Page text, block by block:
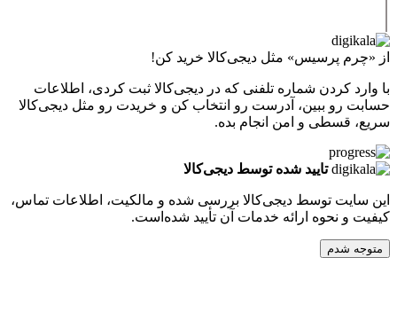
پرسیس» مثل دیجی‌کالا خرید کن!
شماره تلفنی که در دیجی‌کالا ثبت کردی، اطلاعات
ببین، آدرست رو انتخاب کن و خریدت رو مثل دیجی‌کالا
و امن انجام بده.
تایید شده توسط دیجی‌کالا
توسط دیجی‌کالا بررسی شده و مالکیت، اطلاعات تماس،
ارائه خدمات آن تأیید شده‌است.